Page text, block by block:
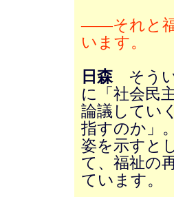
――それと福
います。
日森そうい
に「社会民
論議してい
指すのか」
姿を示すと
て、福祉の
ています。